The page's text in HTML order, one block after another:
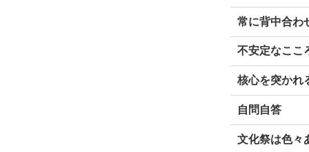
常に背中合わ
不安定なここ
核心を突かれ
自問自答
文化祭は色々